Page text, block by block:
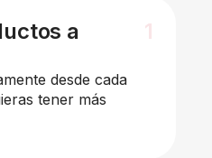
1
a
desde cada
tener más